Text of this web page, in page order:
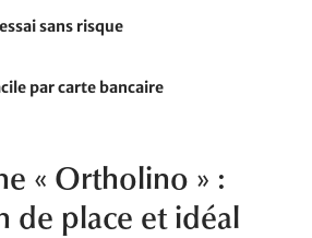
sans risque
par carte bancaire
« Ortholino » :
de place et idéal